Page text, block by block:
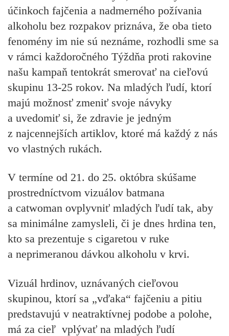
účinkoch fajčenia a nadmerného požívania
alkoholu bez rozpakov priznáva, že oba tieto
fenomény im nie sú neznáme, rozhodli sme sa
v rámci každoročného Týždňa proti rakovine
našu kampaň tentokrát smerovať na cieľovú
skupinu 13-25 rokov. Na mladých ľudí, ktorí
majú možnosť zmeniť svoje návyky
a uvedomiť si, že zdravie je jedným
z najcennejších artiklov, ktoré má každý z nás
vo vlastných rukách.
V termíne od 21. do 25. októbra skúšame
prostredníctvom vizuálov batmana
a catwoman ovplyvniť mladých ľudí tak, aby
sa minimálne zamysleli, či je dnes hrdina ten,
kto sa prezentuje s cigaretou v ruke
a neprimeranou dávkou alkoholu v krvi.
Vizuál hrdinov, uznávaných cieľovou
skupinou, ktorí sa „vďaka“ fajčeniu a pitiu
predstavujú v neatraktívnej podobe a polohe,
má za cieľ vplývať na mladých ľudí